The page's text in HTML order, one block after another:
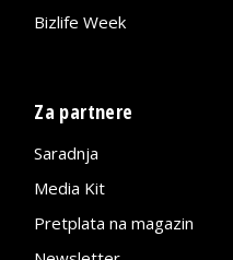
Bizlife Week
Za partnere
Saradnja
Media Kit
Pretplata na magazin